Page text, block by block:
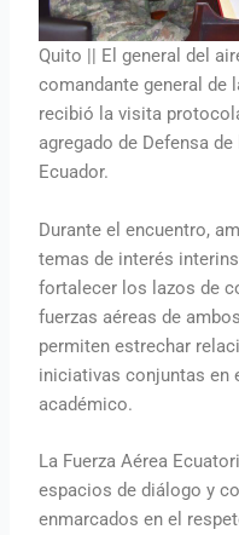
Quito || El general del
comandante general de
recibió la visita
agregado de Defensa
Ecuador.
Durante el encuentro,
temas de interés
fortalecer los lazos de
fuerzas aéreas de
permiten estrechar
iniciativas conjuntas en
académico.
La Fuerza Aérea
espacios de diálogo y
enmarcados en el